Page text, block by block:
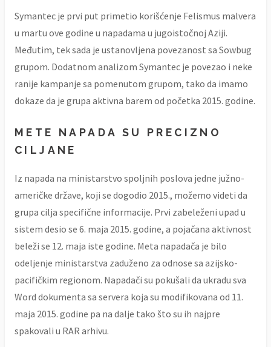
Symantec je prvi put primetio korišćenje Felismus malvera
u martu ove godine u napadama u jugoistočnoj Aziji.
Međutim, tek sada je ustanovljena povezanost sa Sowbug
grupom. Dodatnom analizom Symantec je povezao i neke
ranije kampanje sa pomenutom grupom, tako da imamo
dokaze da je grupa aktivna barem od početka 2015. godine.
METE NAPADA SU PRECIZNO
CILJANE
Iz napada na ministarstvo spoljnih poslova jedne južno-
američke države, koji se dogodio 2015., možemo videti da
grupa cilja specifične informacije. Prvi zabeleženi upad u
sistem desio se 6. maja 2015. godine, a pojačana aktivnost
beleži se 12. maja iste godine. Meta napadača je bilo
odeljenje ministarstva zaduženo za odnose sa azijsko-
pacifičkim regionom. Napadači su pokušali da ukradu sva
Word dokumenta sa servera koja su modifikovana od 11.
maja 2015. godine pa na dalje tako što su ih najpre
spakovali u RAR arhivu.